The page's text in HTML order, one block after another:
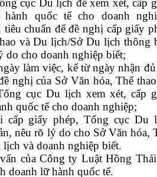
cục Du lịch để xem xét, cấp
quốc tế cho doanh
chuẩn để đề nghị cấp giấy
và Du lịch/Sở Du lịch thông
do cho doanh nghiệp biết;
làm việc, kể từ ngày nhận
nghị của Sở Văn hóa, Thể
cục Du lịch xem xét, cấp
quốc tế cho doanh nghiệp;
cấp giấy phép, Tổng cục Du
nêu rõ lý do cho Sở Văn hóa,
và doanh nghiệp biết.
của Công ty Luật Hồng
doanh lữ hành quốc tế.